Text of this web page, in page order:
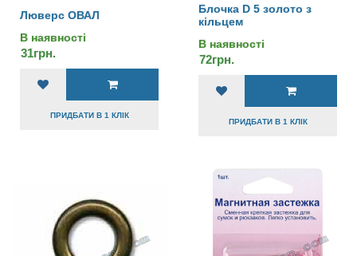
Люверс ОВАЛ
В наявності
31грн.
ПРИДБАТИ В 1 КЛІК
Блочка D 5 золото з
кільцем
В наявності
72грн.
ПРИДБАТИ В 1 КЛІК